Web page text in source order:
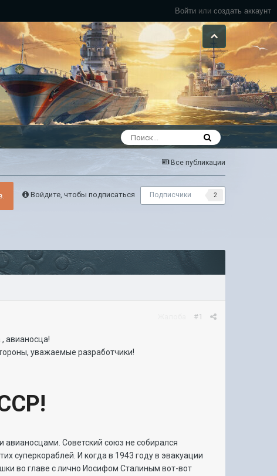
Войти или создать аккаунт
Все публикации
Войдите, чтобы подписаться Подписчики 2
#1
авианосца!
уважаемые разработчики!
авианосцами. Советский союз не собирался
суперкораблей. И когда в 1943 году в эвакуации
во главе с лично Иосифом Сталиным вот-вот